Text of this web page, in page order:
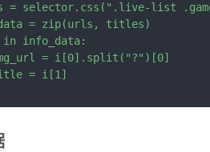
= selector.css(".live-list
= zip(urls, titles)
info_data:
= i[0].split("?")[0]